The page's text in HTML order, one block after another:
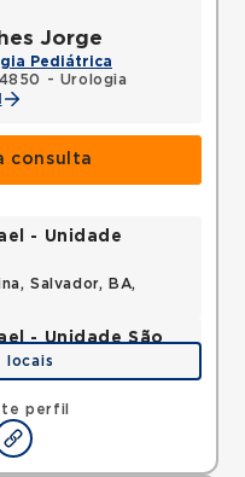
Jorge
Pediátrica
4850 - Urologia
consulta
perfil
- Unidade
Salvador, BA,
- Unidade São
Salvador, BA,
locais